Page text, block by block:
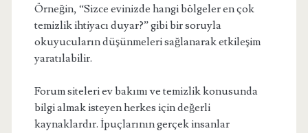
Örneğin, “Sizce evinizde hangi bölgeler en çok
temizlik ihtiyacı duyar?” gibi bir soruyla
okuyucuların düşünmeleri sağlanarak etkileşim
yaratılabilir.
Forum siteleri ev bakımı ve temizlik konusunda
bilgi almak isteyen herkes için değerli
kaynaklardır. İpuçlarının gerçek insanlar